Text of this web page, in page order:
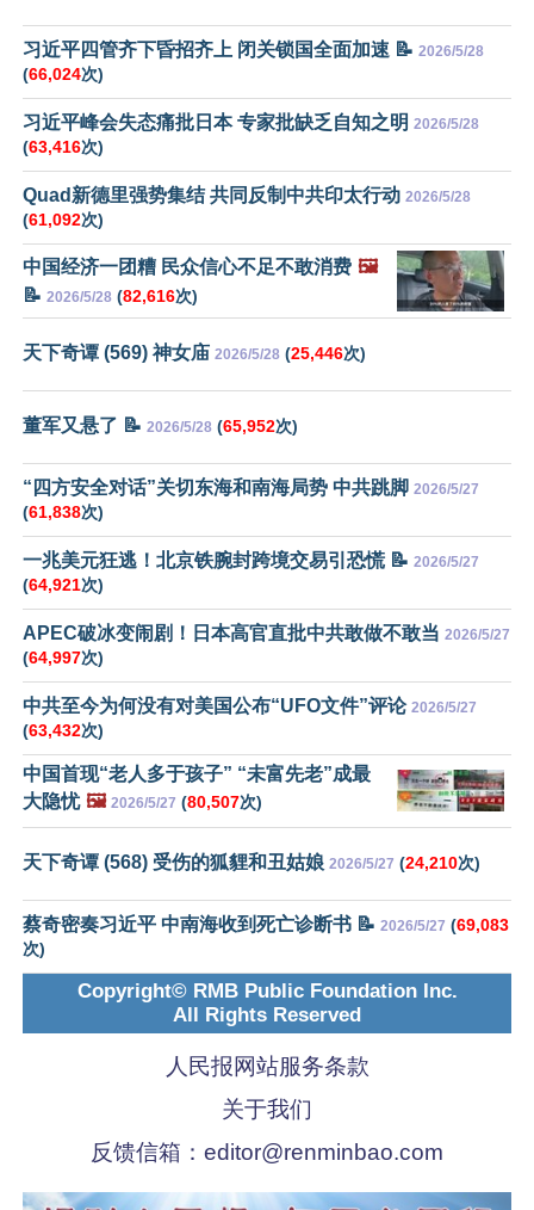
习近平四管齐下昏招齐上 闭关锁国全面加速 📝 2026/5/28
(66,024次)
习近平峰会失态痛批日本 专家批缺乏自知之明 2026/5/28
(63,416次)
Quad新德里强势集结 共同反制中共印太行动 2026/5/28
(61,092次)
中国经济一团糟 民众信心不足不敢消费 🖼️
📝 2026/5/28 (82,616次)
天下奇谭 (569) 神女庙 2026/5/28 (25,446次)
董军又悬了 📝 2026/5/28 (65,952次)
“四方安全对话”关切东海和南海局势 中共跳脚 2026/5/27
(61,838次)
一兆美元狂逃！北京铁腕封跨境交易引恐慌 📝 2026/5/27
(64,921次)
APEC破冰变闹剧！日本高官直批中共敢做不敢当 2026/5/27
(64,997次)
中共至今为何没有对美国公布“UFO文件”评论 2026/5/27
(63,432次)
中国首现“老人多于孩子” “未富先老”成最
大隐忧 🖼️ 2026/5/27 (80,507次)
天下奇谭 (568) 受伤的狐貍和丑姑娘 2026/5/27 (24,210次)
蔡奇密奏习近平 中南海收到死亡诊断书 📝 2026/5/27 (69,083
次)
Copyright© RMB Public Foundation Inc.
All Rights Reserved
人民报网站服务条款
关于我们
反馈信箱： editor@renminbao.com